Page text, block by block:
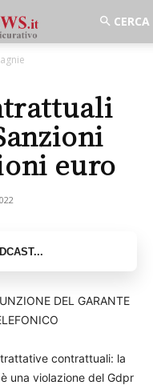
euro
DEL GARANTE
contrattuali: la
una violazione del Gdpr